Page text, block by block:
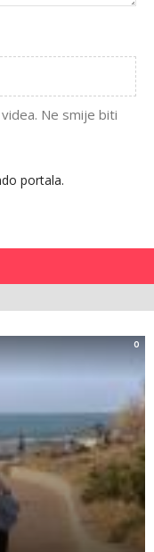
Ne smije biti
portala.
0